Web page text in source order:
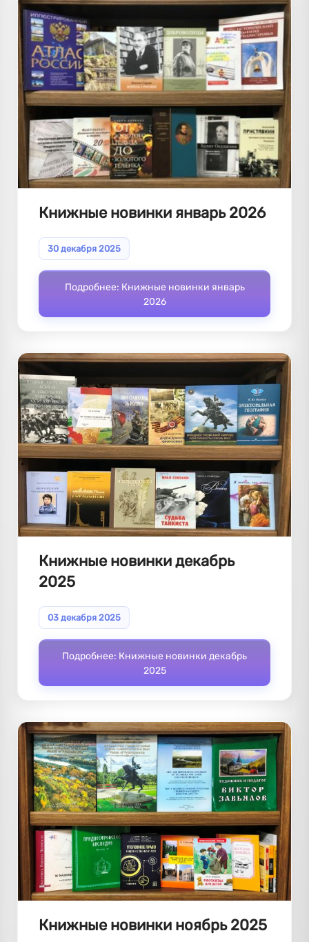
Книжные новинки январь 2026
30 декабря 2025
Подробнее: Книжные новинки январь
2026
Книжные новинки декабрь
2025
03 декабря 2025
Подробнее: Книжные новинки декабрь
2025
Книжные новинки ноябрь 2025